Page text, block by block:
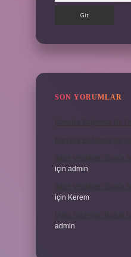
SON YORUMLAR
için admin
için Kerem
admin